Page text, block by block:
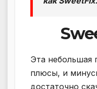
Эта небольшая
плюсы, и
достаточно